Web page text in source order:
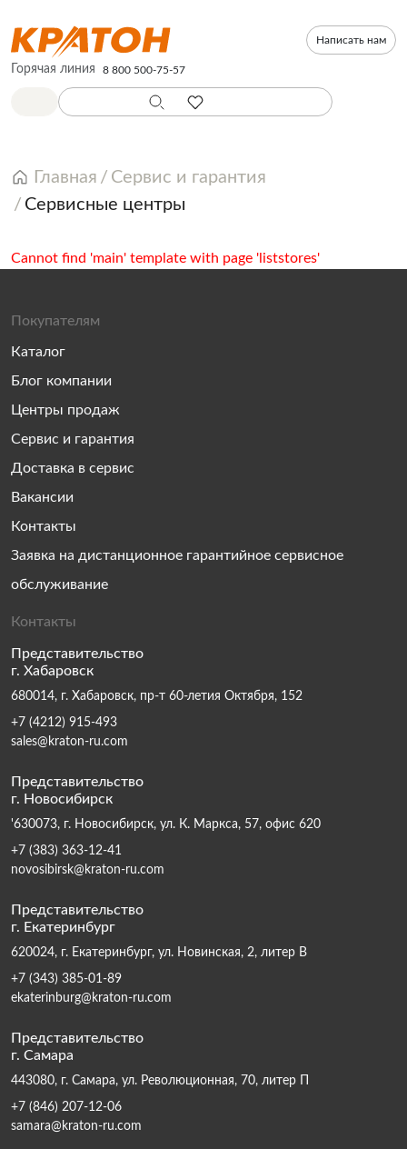
Написать нам
Горячая линия 8 800 500-75-57
Главная
Сервис и гарантия
Сервисные центры
Cannot find 'main' template with page 'liststores'
Покупателям
Каталог
Блог компании
Центры продаж
Сервис и гарантия
Доставка в сервис
Вакансии
Контакты
Заявка на дистанционное гарантийное сервисное
обслуживание
Контакты
Представительство
г. Хабаровск
680014, г. Хабаровск, пр-т 60-летия Октября, 152
+7 (4212) 915-493
sales@kraton-ru.com
Представительство
г. Новосибирск
'630073, г. Новосибирск, ул. К. Маркса, 57, офис 620
+7 (383) 363-12-41
novosibirsk@kraton-ru.com
Представительство
г. Екатеринбург
620024, г. Екатеринбург, ул. Новинская, 2, литер В
+7 (343) 385-01-89
ekaterinburg@kraton-ru.com
Представительство
г. Самара
443080, г. Самара, ул. Революционная, 70, литер П
+7 (846) 207-12-06
samara@kraton-ru.com